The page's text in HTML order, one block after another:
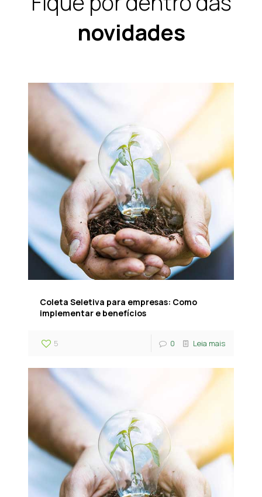
novidades
Coleta Seletiva para empresas: Como
implementar e benefícios
5 0 Leia mais